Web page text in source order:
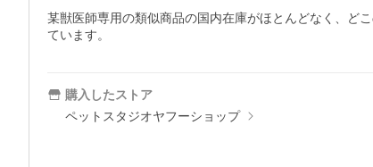
某獣医師専用の類似商品の国内在庫がほとんどなく、ど
ています。
購入したストア
ペットスタジオヤフーショップ